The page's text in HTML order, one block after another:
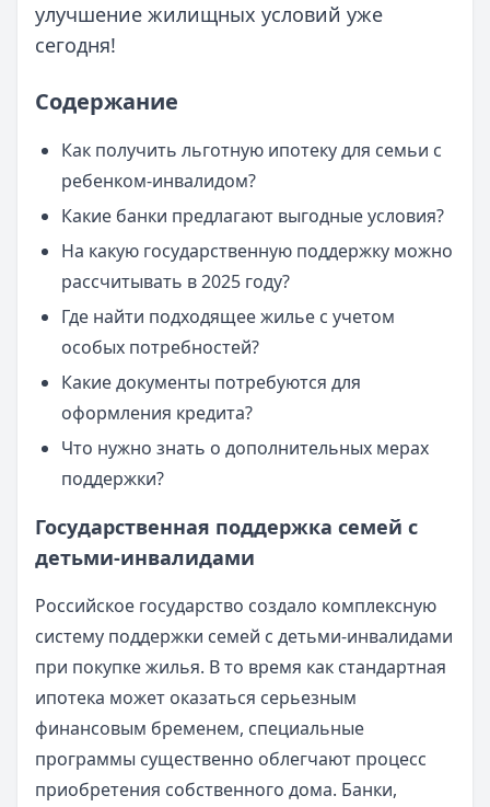
улучшение жилищных условий уже
сегодня!
Содержание
Как получить льготную ипотеку для семьи с
ребенком-инвалидом?
Какие банки предлагают выгодные условия?
На какую государственную поддержку можно
рассчитывать в 2025 году?
Где найти подходящее жилье с учетом
особых потребностей?
Какие документы потребуются для
оформления кредита?
Что нужно знать о дополнительных мерах
поддержки?
Государственная поддержка семей с
детьми-инвалидами
Российское государство создало комплексную
систему поддержки семей с детьми-инвалидами
при покупке жилья. В то время как стандартная
ипотека может оказаться серьезным
финансовым бременем, специальные
программы существенно облегчают процесс
приобретения собственного дома. Банки,